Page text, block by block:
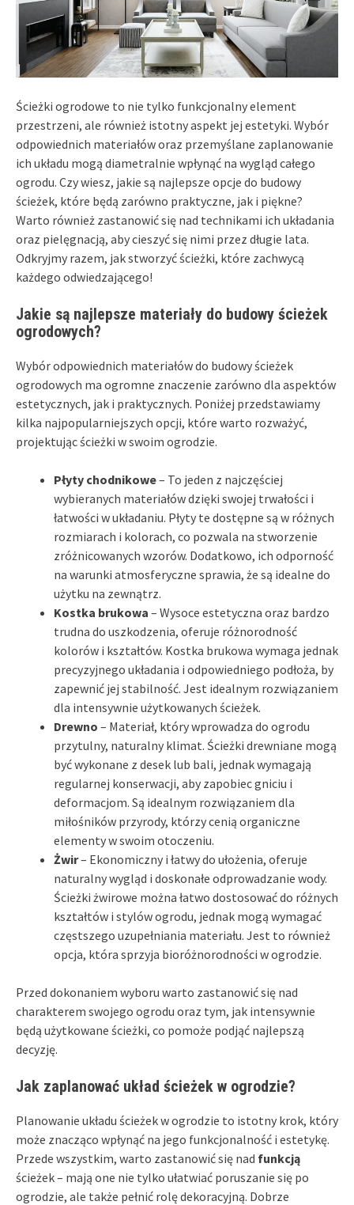
Ścieżki ogrodowe to nie tylko funkcjonalny element
przestrzeni, ale również istotny aspekt jej estetyki. Wybór
odpowiednich materiałów oraz przemyślane zaplanowanie
ich układu mogą diametralnie wpłynąć na wygląd całego
ogrodu. Czy wiesz, jakie są najlepsze opcje do budowy
ścieżek, które będą zarówno praktyczne, jak i piękne?
Warto również zastanowić się nad technikami ich układania
oraz pielęgnacją, aby cieszyć się nimi przez długie lata.
Odkryjmy razem, jak stworzyć ścieżki, które zachwycą
każdego odwiedzającego!
Jakie są najlepsze materiały do budowy ścieżek
ogrodowych?
Wybór odpowiednich materiałów do budowy ścieżek
ogrodowych ma ogromne znaczenie zarówno dla aspektów
estetycznych, jak i praktycznych. Poniżej przedstawiamy
kilka najpopularniejszych opcji, które warto rozważyć,
projektując ścieżki w swoim ogrodzie.
Płyty chodnikowe– To jeden z najczęściej
wybieranych materiałów dzięki swojej trwałości i
łatwości w układaniu. Płyty te dostępne są w różnych
rozmiarach i kolorach, co pozwala na stworzenie
zróżnicowanych wzorów. Dodatkowo, ich odporność
na warunki atmosferyczne sprawia, że są idealne do
użytku na zewnątrz.
Kostka brukowa – Wysoce estetyczna oraz bardzo
trudna do uszkodzenia, oferuje różnorodność
kolorów i kształtów. Kostka brukowa wymaga jednak
precyzyjnego układania i odpowiedniego podłoża, by
zapewnić jej stabilność. Jest idealnym rozwiązaniem
dla intensywnie użytkowanych ścieżek.
Drewno – Materiał, który wprowadza do ogrodu
przytulny, naturalny klimat. Ścieżki drewniane mogą
być wykonane z desek lub bali, jednak wymagają
regularnej konserwacji, aby zapobiec gniciu i
deformacjom. Są idealnym rozwiązaniem dla
miłośników przyrody, którzy cenią organiczne
elementy w swoim otoczeniu.
Żwir– Ekonomiczny i łatwy do ułożenia, oferuje
naturalny wygląd i doskonałe odprowadzanie wody.
Ścieżki żwirowe można łatwo dostosować do różnych
kształtów i stylów ogrodu, jednak mogą wymagać
częstszego uzupełniania materiału. Jest to również
opcja, która sprzyja bioróżnorodności w ogrodzie.
Przed dokonaniem wyboru warto zastanowić się nad
charakterem swojego ogrodu oraz tym, jak intensywnie
będą użytkowane ścieżki, co pomoże podjąć najlepszą
decyzję.
Jak zaplanować układ ścieżek w ogrodzie?
Planowanie układu ścieżek w ogrodzie to istotny krok, który
może znacząco wpłynąć na jego funkcjonalność i estetykę.
Przede wszystkim, warto zastanowić się nad funkcją
ścieżek – mają one nie tylko ułatwiać poruszanie się po
ogrodzie, ale także pełnić rolę dekoracyjną. Dobrze